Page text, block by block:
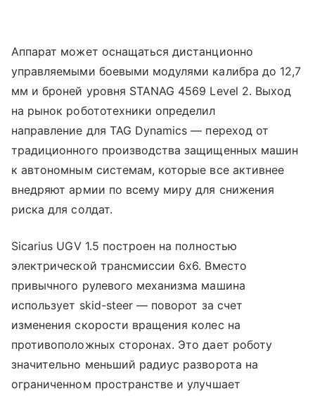
Аппарат может оснащаться дистанционно
управляемыми боевыми модулями калибра до 12,7
мм и броней уровня STANAG 4569 Level 2. Выход
на рынок робототехники определил
направление для TAG Dynamics — переход от
традиционного производства защищенных машин
к автономным системам, которые все активнее
внедряют армии по всему миру для снижения
риска для солдат.
Sicarius UGV 1.5 построен на полностью
электрической трансмиссии 6x6. Вместо
привычного рулевого механизма машина
использует skid-steer — поворот за счет
изменения скорости вращения колес на
противоположных сторонах. Это дает роботу
значительно меньший радиус разворота на
ограниченном пространстве и улучшает